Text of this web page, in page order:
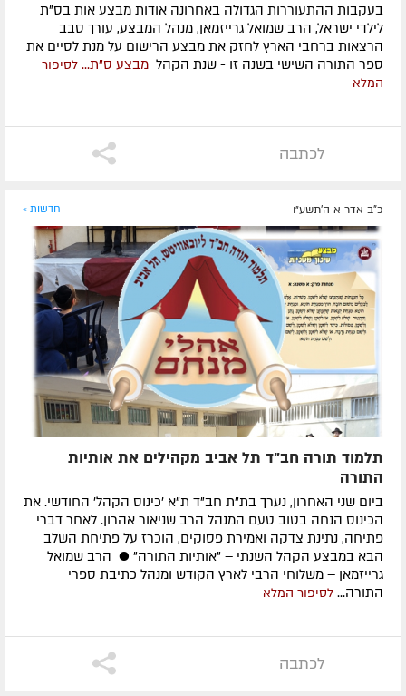
בעקבות ההתעוררות הגדולה באחרונה אודות מבצע אות בס"ת
לילדי ישראל, הרב שמואל גרייזמאן, מנהל המבצע, עורך סבב
הרצאות ברחבי הארץ לחזק את מבצע הרישום על מנת לסיים את
ספר התורה השישי בשנה זו - שנת הקהל מבצע ס"ת... לסיפור
המלא
לכתבה
כ"ב אדר א ה׳תשע״ו חדשות »
תלמוד תורה חב"ד תל אביב מקהילים את אותיות
התורה
ביום שני האחרון, נערך בת"ת חב"ד ת"א 'כינוס הקהל' החודשי. את
הכינוס הנחה בטוב טעם המנהל הרב שניאור אהרון. לאחר דברי
פתיחה, נתינת צדקה ואמירת פסוקים, הוכרז על פתיחת השלב
הבא במבצע הקהל השנתי – "אותיות התורה" ● הרב שמואל
גרייזמאן – משלוחי הרבי לארץ הקודש ומנהל כתיבת ספרי
התורה... לסיפור המלא
לכתבה